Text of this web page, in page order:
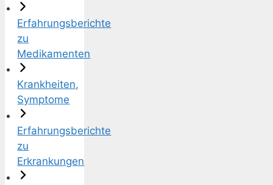
Erfahrungsberichte
zu
Medikamenten
Krankheiten,
Symptome
Erfahrungsberichte
zu
Erkrankungen